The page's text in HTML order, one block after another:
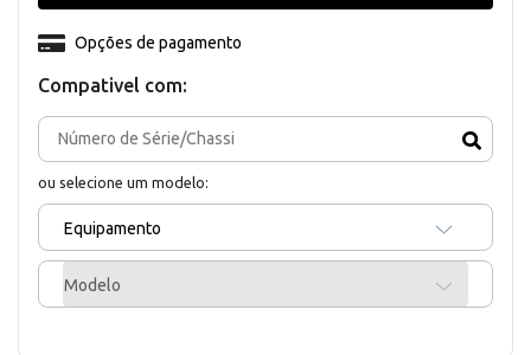
Compativel com:
ou selecione um modelo:
Equipamento
Modelo
Opções de pagamento